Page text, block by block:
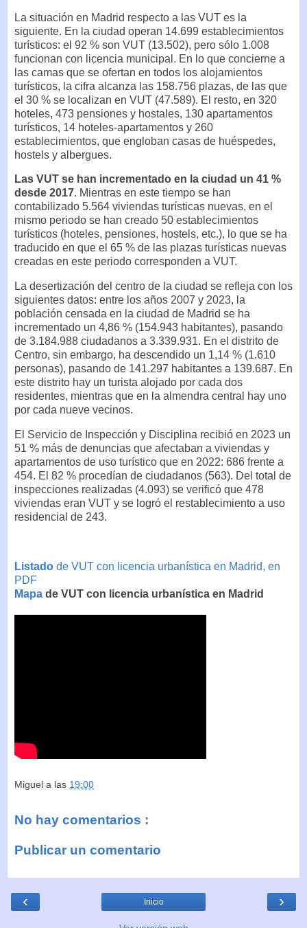
La situación en Madrid respecto a las VUT es la
siguiente. En la ciudad operan 14.699 establecimientos
turísticos: el 92 % son VUT (13.502), pero sólo 1.008
funcionan con licencia municipal. En lo que concierne a
las camas que se ofertan en todos los alojamientos
turísticos, la cifra alcanza las 158.756 plazas, de las que
el 30 % se localizan en VUT (47.589). El resto, en 320
hoteles, 473 pensiones y hostales, 130 apartamentos
turísticos, 14 hoteles-apartamentos y 260
establecimientos, que engloban casas de huéspedes,
hostels y albergues.
Las VUT se han incrementado en la ciudad un 41 %
desde 2017. Mientras en este tiempo se han
contabilizado 5.564 viviendas turísticas nuevas, en el
mismo periodo se han creado 50 establecimientos
turísticos (hoteles, pensiones, hostels, etc.), lo que se ha
traducido en que el 65 % de las plazas turísticas nuevas
creadas en este periodo corresponden a VUT.
La desertización del centro de la ciudad se refleja con los
siguientes datos: entre los años 2007 y 2023, la
población censada en la ciudad de Madrid se ha
incrementado un 4,86 % (154.943 habitantes), pasando
de 3.184.988 ciudadanos a 3.339.931. En el distrito de
Centro, sin embargo, ha descendido un 1,14 % (1.610
personas), pasando de 141.297 habitantes a 139.687. En
este distrito hay un turista alojado por cada dos
residentes, mientras que en la almendra central hay uno
por cada nueve vecinos.
El Servicio de Inspección y Disciplina recibió en 2023 un
51 % más de denuncias que afectaban a viviendas y
apartamentos de uso turístico que en 2022: 686 frente a
454. El 82 % procedían de ciudadanos (563). Del total de
inspecciones realizadas (4.093) se verificó que 478
viviendas eran VUT y se logró el restablecimiento a uso
residencial de 243.
Listado de VUT con licencia urbanística en Madrid, en
PDF
Mapa de VUT con licencia urbanística en Madrid
Miguel a las 19:00
No hay comentarios :
Publicar un comentario
‹ ›
Inicio